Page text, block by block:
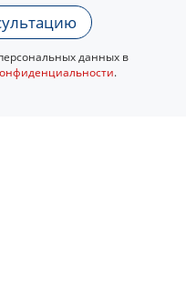
данных в
.